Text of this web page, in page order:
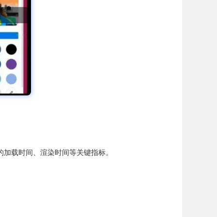
载时间、渲染时间等关键指标。